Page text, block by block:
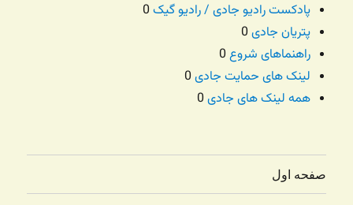
پادکست رادیو جادی / رادیو گیک
پتریان جادی
راهنماهای شروع
لینک های حمایت جادی
همه لینک های جادی
صفحه اول